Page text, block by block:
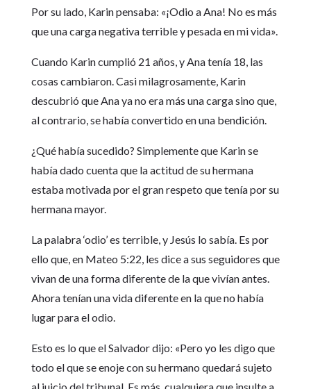
Por su lado, Karin pensaba: «¡Odio a Ana! No es más
que una carga negativa terrible y pesada en mi vida».
Cuando Karin cumplió 21 años, y Ana tenía 18, las
cosas cambiaron. Casi milagrosamente, Karin
descubrió que Ana ya no era más una carga sino que,
al contrario, se había convertido en una bendición.
¿Qué había sucedido? Simplemente que Karin se
había dado cuenta que la actitud de su hermana
estaba motivada por el gran respeto que tenía por su
hermana mayor.
La palabra ‘odio’ es terrible, y Jesús lo sabía. Es por
ello que, en Mateo 5:22, les dice a sus seguidores que
vivan de una forma diferente de la que vivían antes.
Ahora tenían una vida diferente en la que no había
lugar para el odio.
Esto es lo que el Salvador dijo: «Pero yo les digo que
todo el que se enoje con su hermano quedará sujeto